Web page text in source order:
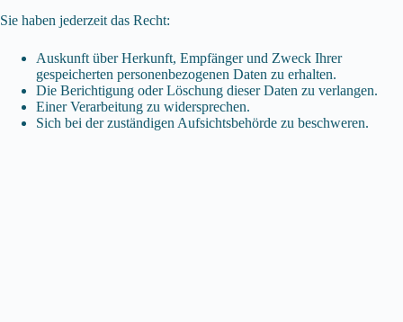
Sie haben jederzeit das Recht:
Auskunft über Herkunft, Empfänger und Zweck Ihrer
gespeicherten personenbezogenen Daten zu erhalten.
Die Berichtigung oder Löschung dieser Daten zu verlangen.
Einer Verarbeitung zu widersprechen.
Sich bei der zuständigen Aufsichtsbehörde zu beschweren.